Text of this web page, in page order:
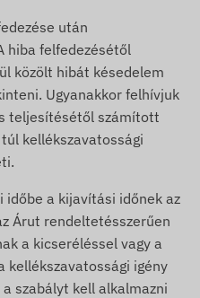
után
hiba felfedezésétől
közölt hibát késedelem
Ugyanakkor felhívjuk
teljesítésétől számított
kellékszavatossági
időbe a kijavítási időnek az
Árut rendeltetésszerűen
a kicseréléssel vagy a
igény
szabályt kell alkalmazni